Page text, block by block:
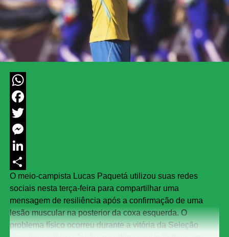
WhatsApp
Facebook
Twitter
Messenger
LinkedIn
Share
O meio-campista Lucas Paquetá utilizou suas redes
sociais nesta terça-feira para compartilhar uma
mensagem de resiliência após a confirmação de uma
lesão muscular na posterior da coxa esquerda. O
problema físico ocorreu durante a vitória da Seleção